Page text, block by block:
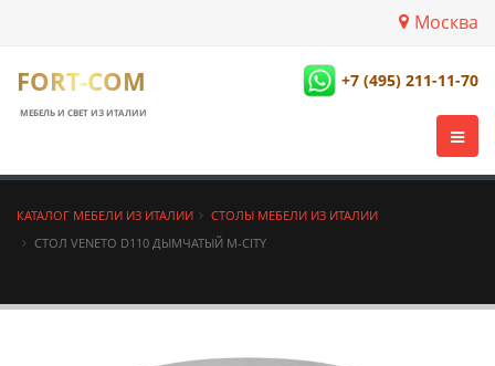
Москва
FORT-COM
МЕБЕЛЬ И СВЕТ ИЗ ИТАЛИИ
+7 (495) 211-11-70
КАТАЛОГ МЕБЕЛИ ИЗ ИТАЛИИ
СТОЛЫ МЕБЕЛИ ИЗ ИТАЛИИ
СТОЛ VENETO D110 ДЫМЧАТЫЙ М-CITY